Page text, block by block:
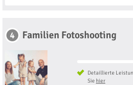
4 Familien Fotoshooting
Detaillierte
Sie hier